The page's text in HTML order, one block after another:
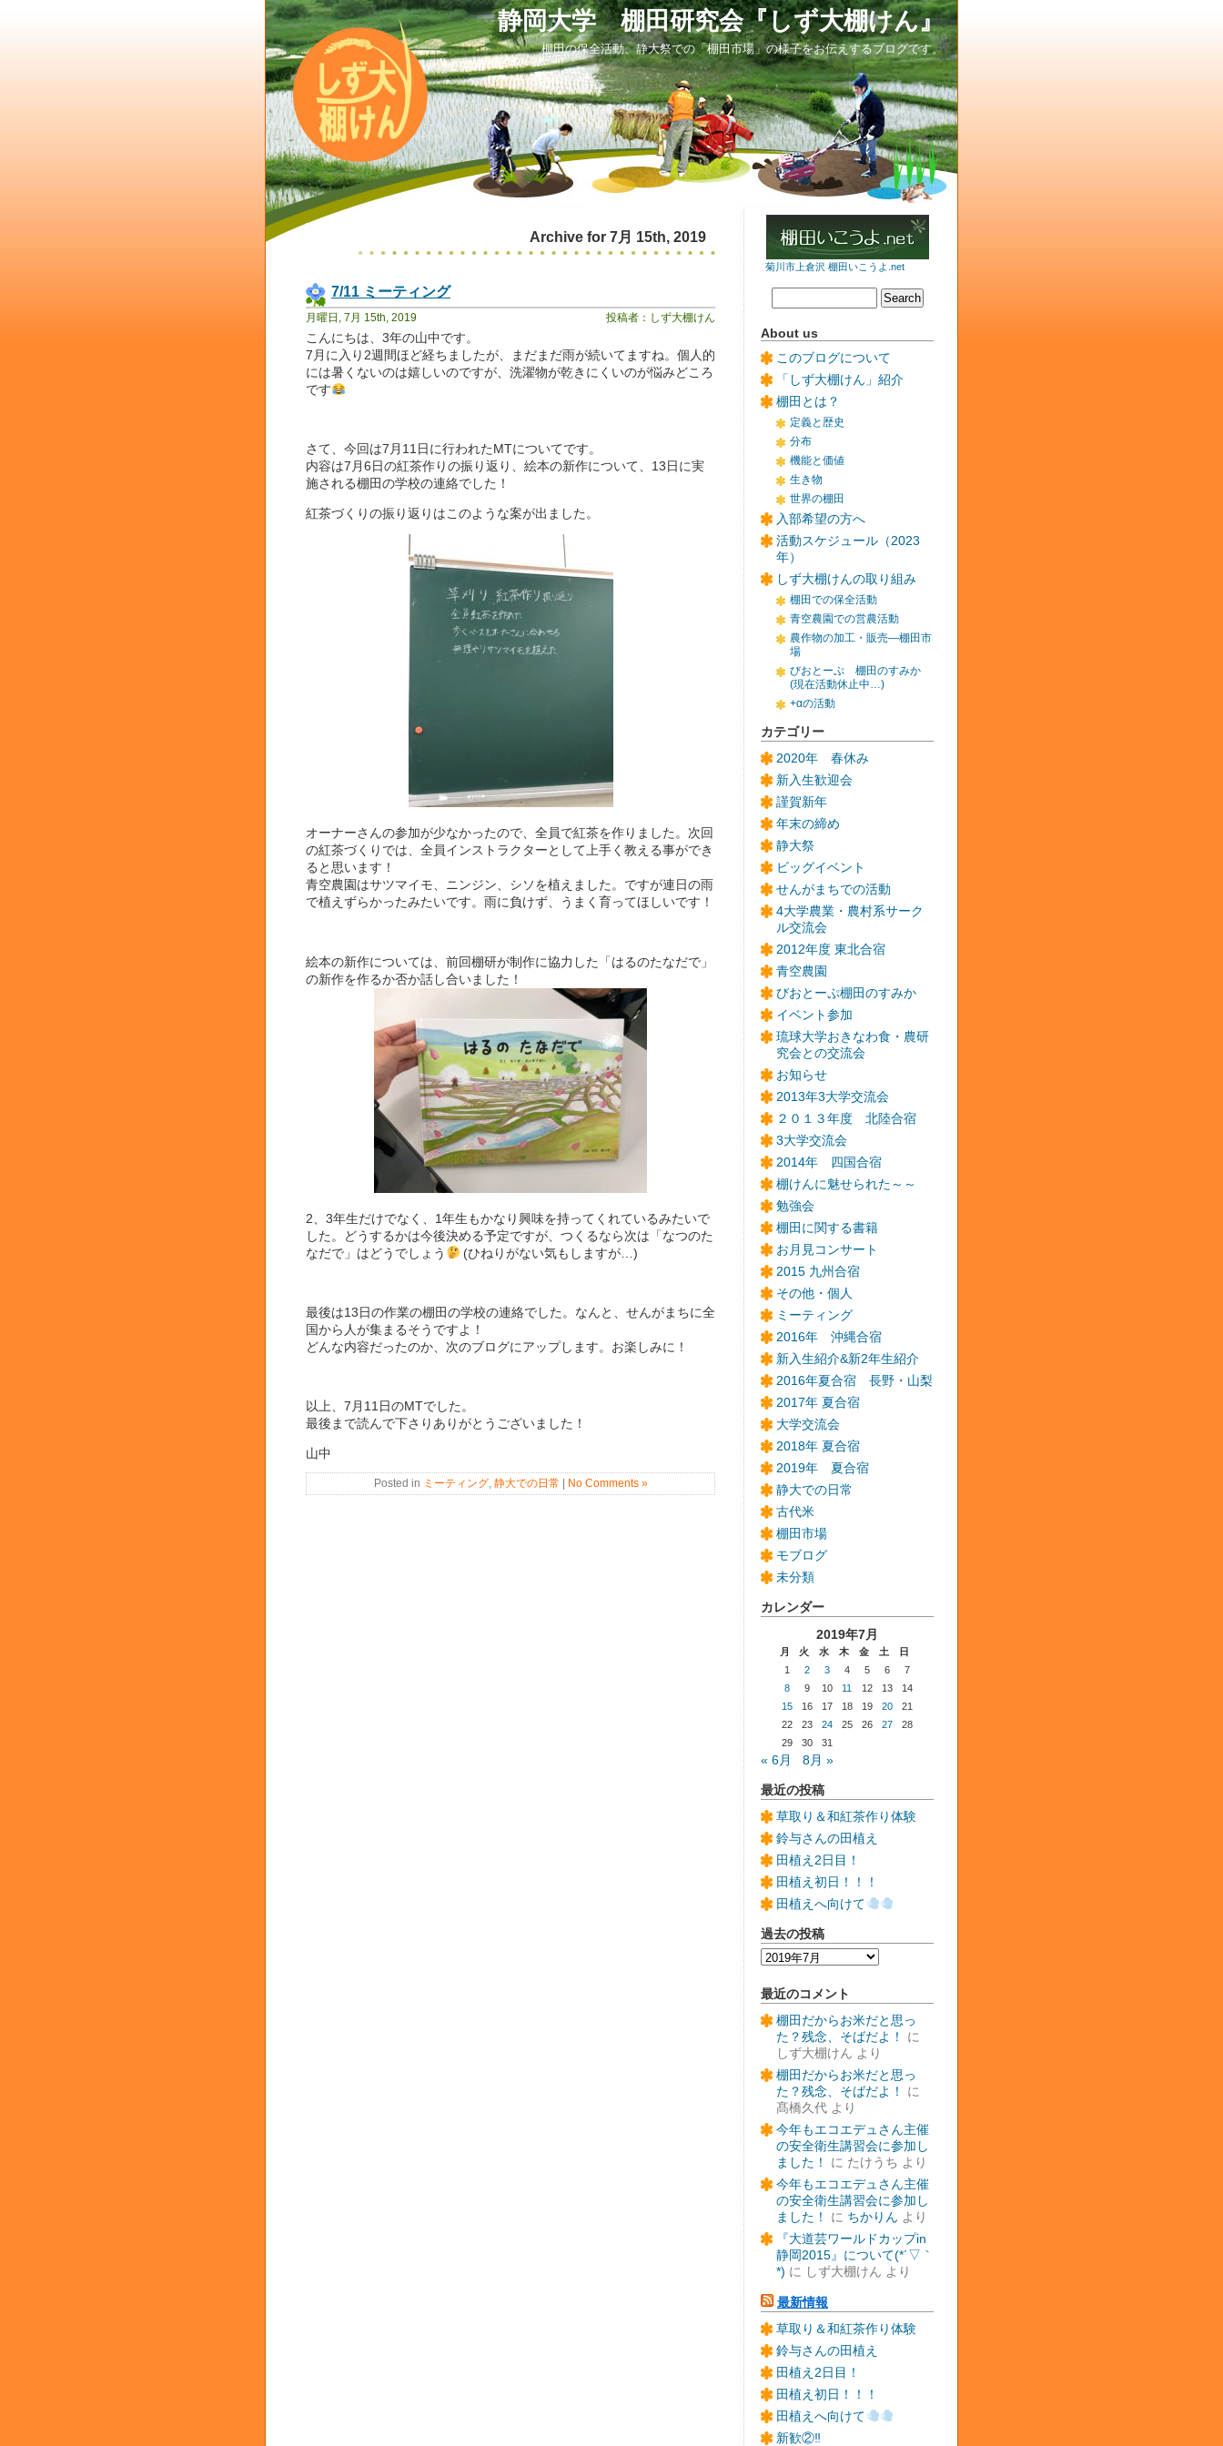
静岡大学 棚田研究会『しず大棚けん』
棚田の保全活動、静大祭での「棚田市場」の様子をお伝えするブログです。
Archive for 7月 15th, 2019
7/11 ミーティング
月曜日, 7月 15th, 2019 投稿者：しず大棚けん
こんにちは、3年の山中です。
7月に入り2週間ほど経ちましたが、まだまだ雨が続いてますね。個人的
には暑くないのは嬉しいのですが、洗濯物が乾きにくいのが悩みどころ
です
さて、今回は7月11日に行われたMTについてです。
内容は7月6日の紅茶作りの振り返り、絵本の新作について、13日に実
施される棚田の学校の連絡でした！
紅茶づくりの振り返りはこのような案が出ました。
オーナーさんの参加が少なかったので、全員で紅茶を作りました。次回
の紅茶づくりでは、全員インストラクターとして上手く教える事ができ
ると思います！
青空農園はサツマイモ、ニンジン、シソを植えました。ですが連日の雨
で植えずらかったみたいです。雨に負けず、うまく育ってほしいです！
絵本の新作については、前回棚研が制作に協力した「はるのたなだで」
の新作を作るか否か話し合いました！
2、3年生だけでなく、1年生もかなり興味を持ってくれているみたいで
した。どうするかは今後決める予定ですが、つくるなら次は「なつのた
なだで」はどうでしょう
(ひねりがない気もしますが…)
最後は13日の作業の棚田の学校の連絡でした。なんと、せんがまちに全
国から人が集まるそうですよ！
どんな内容だったのか、次のブログにアップします。お楽しみに！
以上、7月11日のMTでした。
最後まで読んで下さりありがとうございました！
山中
Posted in ミーティング, 静大での日常 No Comments »
菊川市上倉沢 棚田いこうよ.net
About us
このブログについて
「しず大棚けん」紹介
棚田とは？
定義と歴史
分布
機能と価値
生き物
世界の棚田
入部希望の方へ
活動スケジュール（2023
年）
しず大棚けんの取り組み
棚田での保全活動
青空農園での営農活動
農作物の加工・販売―棚田市
場
びおとーぷ 棚田のすみか
(現在活動休止中…)
+αの活動
カテゴリー
2020年 春休み
新入生歓迎会
謹賀新年
年末の締め
静大祭
ビッグイベント
せんがまちでの活動
4大学農業・農村系サーク
ル交流会
2012年度 東北合宿
青空農園
びおとーぷ棚田のすみか
イベント参加
琉球大学おきなわ食・農研
究会との交流会
お知らせ
2013年3大学交流会
２０１３年度 北陸合宿
3大学交流会
2014年 四国合宿
棚けんに魅せられた～～
勉強会
棚田に関する書籍
お月見コンサート
2015 九州合宿
その他・個人
ミーティング
2016年 沖縄合宿
新入生紹介&新2年生紹介
2016年夏合宿 長野・山梨
2017年 夏合宿
大学交流会
2018年 夏合宿
2019年 夏合宿
静大での日常
古代米
棚田市場
モブログ
未分類
カレンダー
2019年7月
月 火 水 木 金 土
日
1
2 3 4 5 6
7
8
9 10 11 12 13
14
15
16 17 18 19 20
21
22
23 24 25 26 27
28
29
30 31
« 6月 8月 »
最近の投稿
草取り＆和紅茶作り体験
鈴与さんの田植え
田植え2日目！
田植え初日！！！
田植えへ向けて
過去の投稿
過
去
投
稿
最近のコメント
棚田だからお米だと思っ
た？残念、そばだよ！
に
しず大棚けん より
棚田だからお米だと思っ
た？残念、そばだよ！
に
髙橋久代 より
今年もエコエデュさん主催
の安全衛生講習会に参加し
ました！
に たけうち より
今年もエコエデュさん主催
の安全衛生講習会に参加し
ました！
に ちかりん より
『大道芸ワールドカップin
静岡2015』について(*´▽｀
*) に しず大棚けん より
最新情報
草取り＆和紅茶作り体験
鈴与さんの田植え
田植え2日目！
田植え初日！！！
田植えへ向けて
新歓②‼